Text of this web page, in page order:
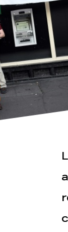
Mode : une
destructrice
Gaz au
violence
Nos autres
Espace